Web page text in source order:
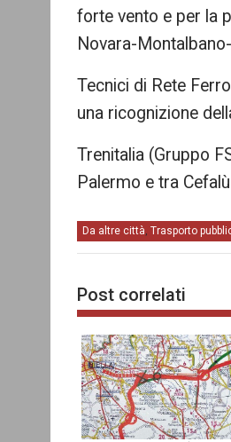
forte vento e per la
Novara-
Tecnici di Rete
una ricognizione
Trenitalia (Gruppo
Palermo e tra
Da altre città Trasporto
Post correlati